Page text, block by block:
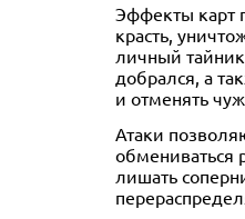
Эффекты карт
красть,
личный
добрался, а
и отменять
Атаки
обмениваться
лишать